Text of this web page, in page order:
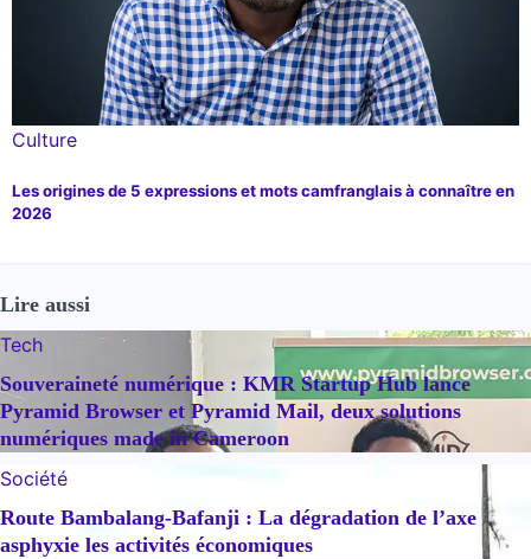
Culture
Les origines de 5 expressions et mots camfranglais à connaître en
2026
Lire aussi
Tech
Souveraineté numérique : KMR Startup Hub lance
Pyramid Browser et Pyramid Mail, deux solutions
numériques made in Cameroon
Société
Route Bambalang-Bafanji : La dégradation de l’axe
asphyxie les activités économiques